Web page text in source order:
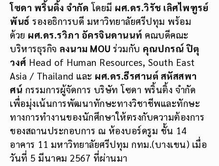
โซดา​ พริ้นติ้ง จำกัด​ โดยมี ผศ.ดร.วิรัช เลิศไพฑูรย์
พันธ์ รองอธิการบดี มหาวิทยาลัยศรีปทุม พร้อม
ด้วย ผศ.ดร.รวิภา อัครจินดานนท์ คณบดีคณะ
บริหารธุรกิจ ลงนาม MOU ร่วมกับ คุณปกรณ์ ปิตุ
วงศ์ Head of Human Resources, South East
Asia / Thailand และ ผศ.ดร.ธีรศานต์ สหัสสพา
ศน์ กรรมการผู้จัดการ บริษัท​ โซดา​ พริ้นติ้ง จำกัด​
เพื่อมุ่งเน้นการพัฒนาทักษะทางวิชาชีพและทักษะ
ทางการทำงานของนักศึกษาให้ตรงกับความต้องการ
ของสถานประกอบการ ณ ห้องบอร์ดรูม ชั้น 14
อาคาร 11 มหาวิทยาลัยศรีปทุม กทม.(บางเขน) เมื่อ
วันที่ 5 มีนาคม 2567 ที่ผ่านมา